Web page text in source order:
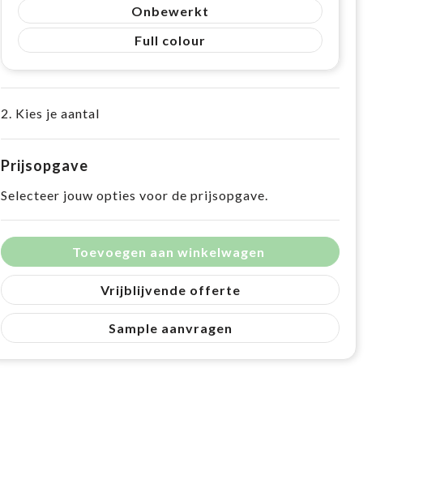
Onbewerkt
Full colour
2. Kies je aantal
Prijsopgave
Selecteer jouw opties voor de prijsopgave.
Toevoegen aan winkelwagen
Vrijblijvende offerte
Sample aanvragen